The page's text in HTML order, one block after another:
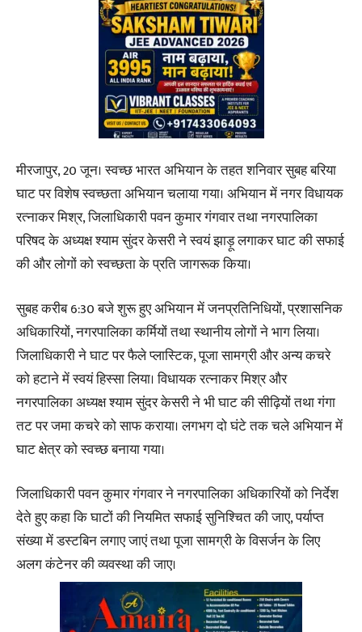
मीरजापुर, 20 जून। स्वच्छ भारत अभियान के तहत शनिवार सुबह बरिया
घाट पर विशेष स्वच्छता अभियान चलाया गया। अभियान में नगर विधायक
रत्नाकर मिश्र, जिलाधिकारी पवन कुमार गंगवार तथा नगरपालिका
परिषद के अध्यक्ष श्याम सुंदर केसरी ने स्वयं झाड़ू लगाकर घाट की सफाई
की और लोगों को स्वच्छता के प्रति जागरूक किया।
सुबह करीब 6:30 बजे शुरू हुए अभियान में जनप्रतिनिधियों, प्रशासनिक
अधिकारियों, नगरपालिका कर्मियों तथा स्थानीय लोगों ने भाग लिया।
जिलाधिकारी ने घाट पर फैले प्लास्टिक, पूजा सामग्री और अन्य कचरे
को हटाने में स्वयं हिस्सा लिया। विधायक रत्नाकर मिश्र और
नगरपालिका अध्यक्ष श्याम सुंदर केसरी ने भी घाट की सीढ़ियों तथा गंगा
तट पर जमा कचरे को साफ कराया। लगभग दो घंटे तक चले अभियान में
घाट क्षेत्र को स्वच्छ बनाया गया।
जिलाधिकारी पवन कुमार गंगवार ने नगरपालिका अधिकारियों को निर्देश
देते हुए कहा कि घाटों की नियमित सफाई सुनिश्चित की जाए, पर्याप्त
संख्या में डस्टबिन लगाए जाएं तथा पूजा सामग्री के विसर्जन के लिए
अलग कंटेनर की व्यवस्था की जाए।